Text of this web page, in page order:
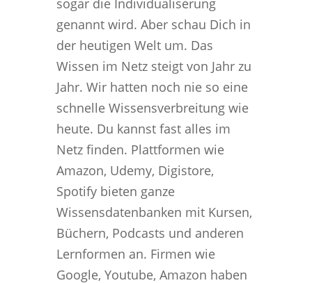
sogar die Individualiserung
genannt wird. Aber schau Dich in
der heutigen Welt um. Das
Wissen im Netz steigt von Jahr zu
Jahr. Wir hatten noch nie so eine
schnelle Wissensverbreitung wie
heute. Du kannst fast alles im
Netz finden. Plattformen wie
Amazon, Udemy, Digistore,
Spotify bieten ganze
Wissensdatenbanken mit Kursen,
Büchern, Podcasts und anderen
Lernformen an. Firmen wie
Google, Youtube, Amazon haben